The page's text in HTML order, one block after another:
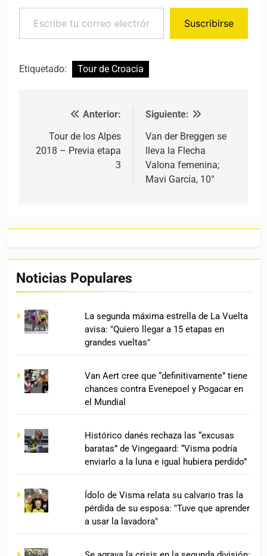
Escribe tu correo electrónico…
Suscribirse
Etiquetado: Tour de Croacia
Navegación de entradas
Anterior:
Tour de los Alpes
2018 – Previa etapa
3
Siguiente:
Van der Breggen se
lleva la Flecha
Valona femenina;
Mavi García, 10°
Noticias Populares
La segunda máxima estrella de La Vuelta
avisa: "Quiero llegar a 15 etapas en
grandes vueltas"
Van Aert cree que “definitivamente” tiene
chances contra Evenepoel y Pogacar en
el Mundial
Histórico danés rechaza las “excusas
baratas” de Vingegaard: “Visma podría
enviarlo a la luna e igual hubiera perdido”
Ídolo de Visma relata su calvario tras la
pérdida de su esposa: "Tuve que aprender
a usar la lavadora"